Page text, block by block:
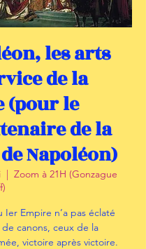
les arts
de la
(pour le
de la
Napoléon)
  |
Zoom à 21H (Gonzague
Ier Empire n’a pas éclaté
de canons, ceux de la
victoire après victoire.